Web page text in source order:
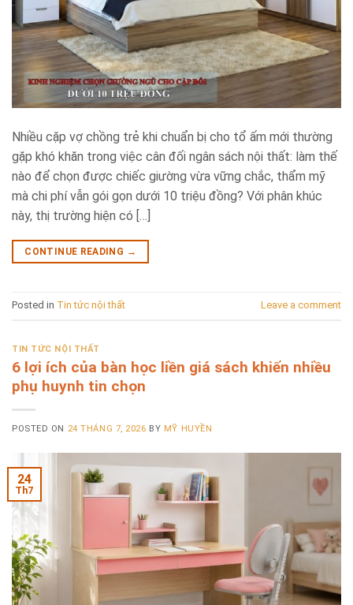
Nhiều cặp vợ chồng trẻ khi chuẩn bị cho tổ ấm mới thường
gặp khó khăn trong việc cân đối ngân sách nội thất: làm thế
nào để chọn được chiếc giường vừa vững chắc, thẩm mỹ
mà chi phí vẫn gói gọn dưới 10 triệu đồng? Với phân khúc
này, thị trường hiện có […]
CONTINUE READING →
Posted in Tin tức nội thất Leave a comment
TIN TỨC NỘI THẤT
6 lợi ích của bàn học liền giá sách khiến nhiều
phụ huynh tin chọn
POSTED ON 24 THÁNG 7, 2026 BY MỸ HUYỀN
24
Th7